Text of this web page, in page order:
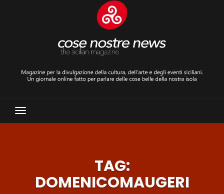
Toggle
Navigation
TAG:
DOMENICOMAUGERI